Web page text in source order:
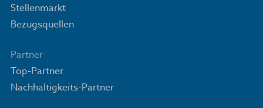
Stellenmarkt
Bezugsquellen
Partner
Top-Partner
Nachhaltigkeits-Partner